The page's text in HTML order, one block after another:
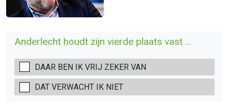
Anderlecht houdt zijn vierde plaats vast ...
DAAR BEN IK VRIJ ZEKER VAN
DAT VERWACHT IK NIET